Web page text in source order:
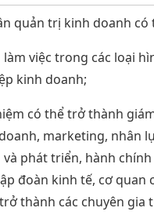
quản trị kinh doanh có
việc trong các loại
kinh doanh;
có thể trở thành
marketing, nhân
phát triển, hành
đoàn kinh tế, cơ
thành các chuyên gia